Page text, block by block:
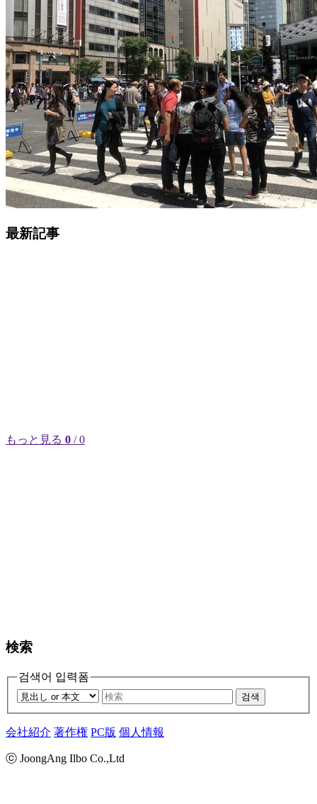
最新記事
もっと見る 0 / 0
検索
검색어 입력폼
검색
会社紹介 著作権 PC版 個人情報
ⓒ JoongAng Ilbo Co.,Ltd